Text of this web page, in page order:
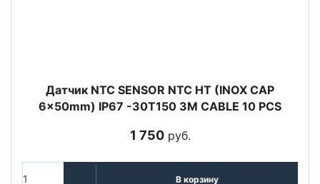
Датчик NTC SENSOR NTC HT (INOX CAP
6x50mm) IP67 -30T150 3M CABLE 10 PCS
1 750руб.
В корзину